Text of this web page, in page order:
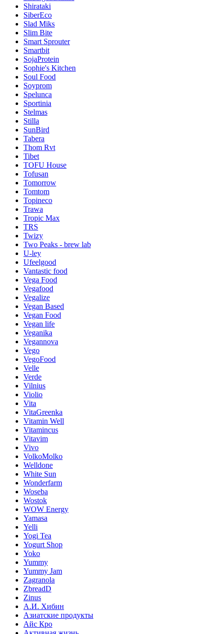
Shirataki
SiberEco
Slad Miks
Slim Bite
Smart Sprouter
Smartbit
SojaProtein
Sophie's Kitchen
Soul Food
Soyprom
Spelunca
Sportinia
Stelmas
Stilla
SunBird
Tabera
Thom Rvt
Tibet
TOFU House
Tofusan
Tomorrow
Tomtom
Topineco
Trawa
Tropic Max
TRS
Twizy
Two Peaks - brew lab
U-ley
Ufeelgood
Vantastic food
Vega Food
Vegafood
Vegalize
Vegan Based
Vegan Food
Vegan life
Veganika
Vegannova
Vego
VegoFood
Velle
Verde
Vilnius
Violio
Vita
VitaGreenka
Vitamin Well
Vitamincus
Vitavim
Vivo
VolkoMolko
Welldone
White Sun
Wonderfarm
Woseba
Wostok
WOW Energy
Yamasa
Yelli
Yogi Tea
Yogurt Shop
Yoko
Yummy
Yummy Jam
Zagranola
ZbreadD
Zinus
А.И. Хибин
Азиатские продукты
Айс Кро